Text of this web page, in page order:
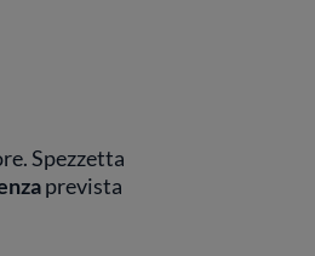
Spezzetta
prevista